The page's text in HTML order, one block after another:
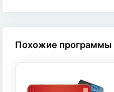
Похожие программы